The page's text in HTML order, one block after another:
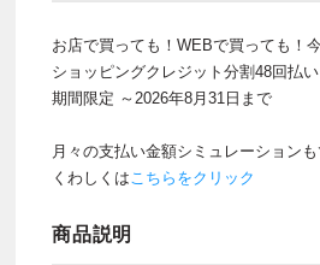
お店で買っても！WEBで買っても！
ショッピングクレジット分割48回払
期間限定 ～2026年8月31日まで
月々の支払い金額シミュレーションも
くわしくはこちらをクリック
商品説明